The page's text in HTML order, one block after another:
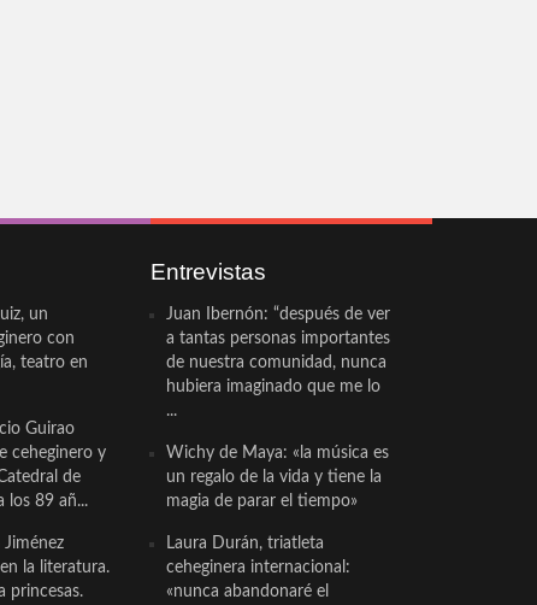
un
con
teatro en
Guirao
ceheginero y
de
los 89 añ...
Jiménez
la literatura.
princesas.
Entrevistas
Juan Ibernón: “después de ver
a tantas personas importantes
de nuestra comunidad, nunca
hubiera imaginado que me lo
...
Wichy de Maya: «la música es
un regalo de la vida y tiene la
magia de parar el tiempo»
Laura Durán, triatleta
ceheginera internacional:
«nunca abandonaré el